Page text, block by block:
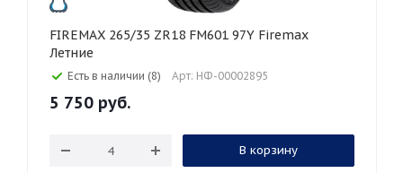
FIREMAX 265/35 ZR18 FM601 97Y Firemax
Летние
Есть в наличии (8) Арт: НФ-00002895
5 750 руб.
В корзину